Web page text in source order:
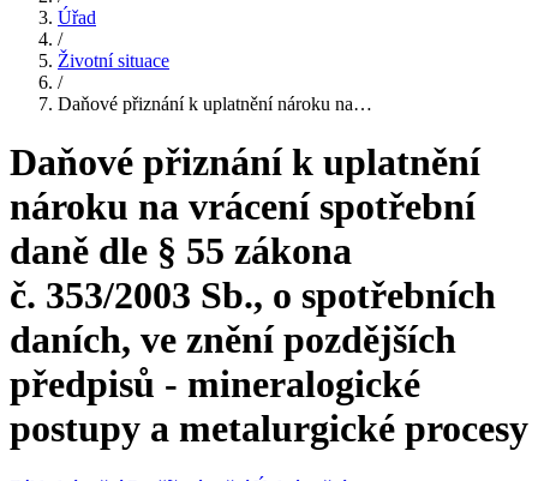
Úřad
/
Životní situace
/
Daňové přiznání k uplatnění nároku na…
Daňové přiznání k uplatnění
nároku na vrácení spotřební
daně dle § 55 zákona
č. 353/2003 Sb., o spotřebních
daních, ve znění pozdějších
předpisů - mineralogické
postupy a metalurgické procesy